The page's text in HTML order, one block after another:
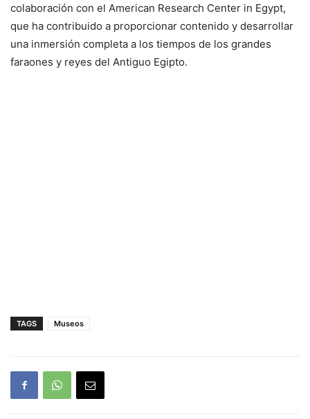
colaboración con el American Research Center in Egypt,
que ha contribuido a proporcionar contenido y desarrollar
una inmersión completa a los tiempos de los grandes
faraones y reyes del Antiguo Egipto.
TAGS Museos